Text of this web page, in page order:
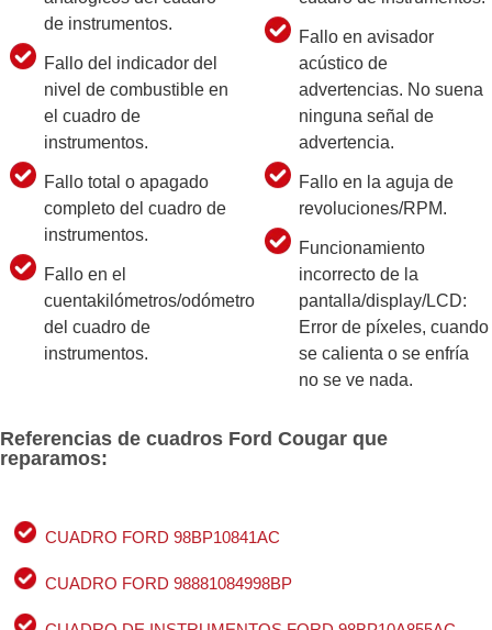
de instrumentos.
Fallo del indicador del
nivel de combustible en
el cuadro de
instrumentos.
Fallo total o apagado
completo del cuadro de
instrumentos.
Fallo en el
cuentakilómetros/odómetro
del cuadro de
instrumentos.
Fallo en avisador
acústico de
advertencias. No suena
ninguna señal de
advertencia.
Fallo en la aguja de
revoluciones/RPM.
Funcionamiento
incorrecto de la
pantalla/display/LCD:
Error de píxeles, cuando
se calienta o se enfría
no se ve nada.
Referencias de cuadros Ford Cougar que
reparamos:
CUADRO FORD 98BP10841AC
CUADRO FORD 98881084998BP